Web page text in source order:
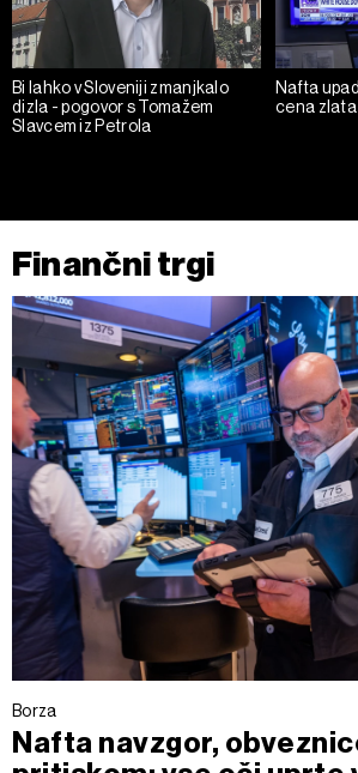
Bi lahko v Sloveniji zmanjkalo
dizla - pogovor s Tomažem
Slavcem iz Petrola
Nafta
cena
Finančni trgi
Borza
Nafta navzgor,